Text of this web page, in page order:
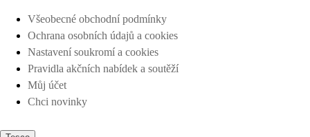
Všeobecné obchodní podmínky
Ochrana osobních údajů a cookies
Nastavení soukromí a cookies
Pravidla akčních nabídek a soutěží
Můj účet
Chci novinky